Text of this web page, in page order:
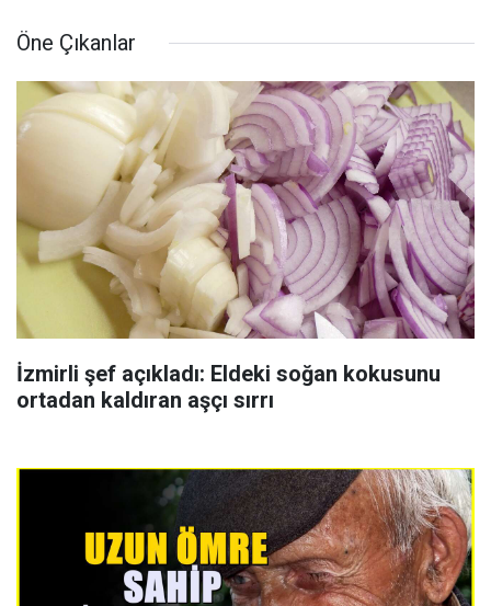
Öne Çıkanlar
İzmirli şef açıkladı: Eldeki soğan kokusunu
ortadan kaldıran aşçı sırrı